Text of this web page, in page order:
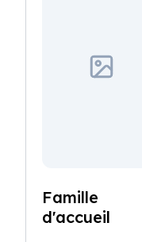
Famille
d'accueil